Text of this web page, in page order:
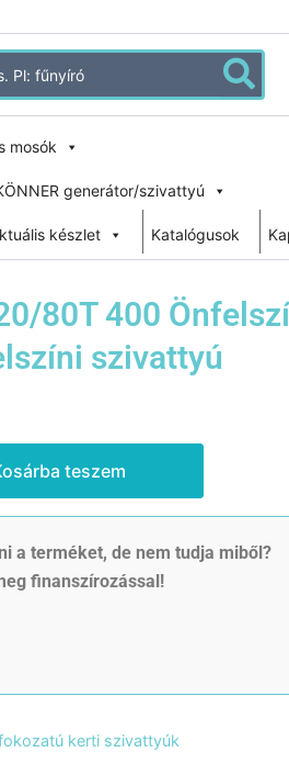
mosók
generátor/szivattyú
készlet Katalógusok
80T 400
szivattyú
teszem
a terméket, de nem tudja miből?
finanszírozással!
kerti szivattyúk